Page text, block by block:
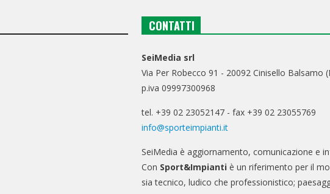
CONTATTI
SeiMedia srl
Via Per Robecco 91 - 20092 Cinisello Balsamo
p.iva 09997300968
tel. +39 02 23052147 - fax +39 02 23055769
info@sporteimpianti.it
SeiMedia è aggiornamento, comunicazione e
Con Sport&Impianti è un riferimento per il
sia tecnico, ludico che professionistico;